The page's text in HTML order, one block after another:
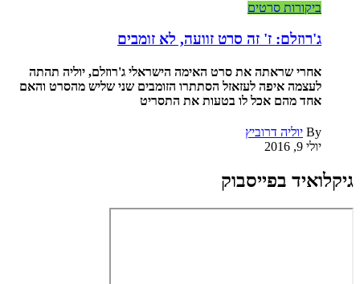
ביקורות סרטים
ג'רוזלם: ז' זה סרט זוועה, לא זומבים
אחרי שראתה את סרט האימה הישראלי ג'רוזלם, יוליה תהתה
לעצמה איפה לעזאזל הסתתרו הזומבים שני שליש מהסרט והאם
אחד מהם אכל לו בטעות את התסריט
By יוליה דרוביץ
יולי 9, 2016
גיקלואיד בפייסבוק